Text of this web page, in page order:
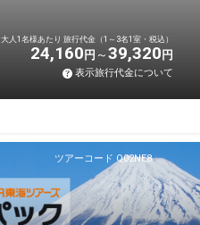
大人1名様あたり 旅行代金（1～3名1室・税込）
24,160 円 39,320 円
表示旅行代金について
ツアーコード Q02NE8